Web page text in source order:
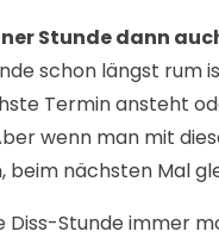
Stunde dann
schon längst
Termin ansteht
wenn man mit
beim nächsten Mal
Stunde immer